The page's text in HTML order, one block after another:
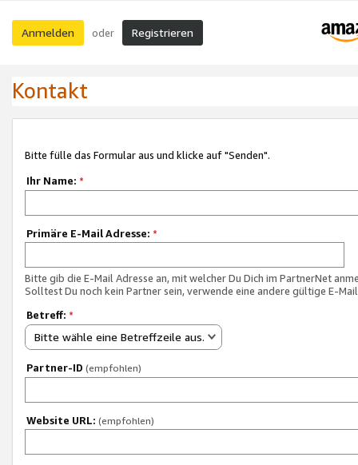
Anmelden oder Registrieren
Kontakt
Bitte fülle das Formular aus und klicke auf "Senden".
Ihr Name: *
Primäre E-Mail Adresse: *
Bitte gib die E-Mail Adresse an, mit welcher Du Dich im PartnerNet
Solltest Du noch kein Partner sein, verwende eine andere gültige E-
Betreff: *
Bitte wähle eine Betreffzeile aus.
Partner-ID (empfohlen)
Website URL: (empfohlen)